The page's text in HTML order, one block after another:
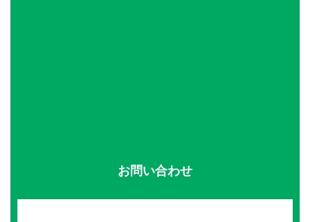
お問い合わせ